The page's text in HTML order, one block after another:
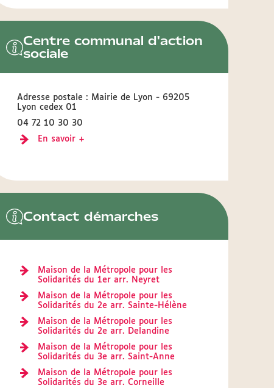
Centre communal d'action
sociale
Adresse postale : Mairie de Lyon - 69205
Lyon cedex 01
04 72 10 30 30
En savoir +
Contact démarches
Maison de la Métropole pour les
Solidarités du 1er arr. Neyret
Maison de la Métropole pour les
Solidarités du 2e arr. Sainte-Hélène
Maison de la Métropole pour les
Solidarités du 2e arr. Delandine
Maison de la Métropole pour les
Solidarités du 3e arr. Saint-Anne
Maison de la Métropole pour les
Solidarités du 3e arr. Corneille